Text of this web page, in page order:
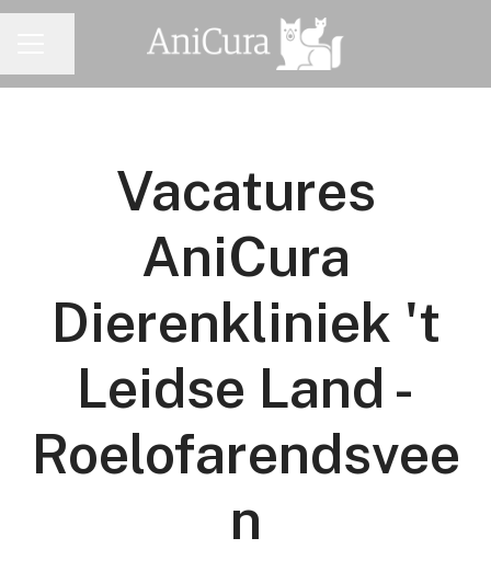
Vacatures
AniCura
Dierenkliniek 't
Leidse Land -
Roelofarendsvee
n